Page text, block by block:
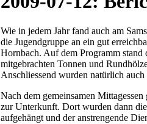
Wie in jedem Jahr fand auch am
die Jugendgruppe an ein gut
Hornbach. Auf dem Programm stand
mitgebrachten Tonnen und
Anschliessend wurden natürlich
Nach dem gemeinsamen
zur Unterkunft. Dort wurden dann
aufgehängt und der anstrengende